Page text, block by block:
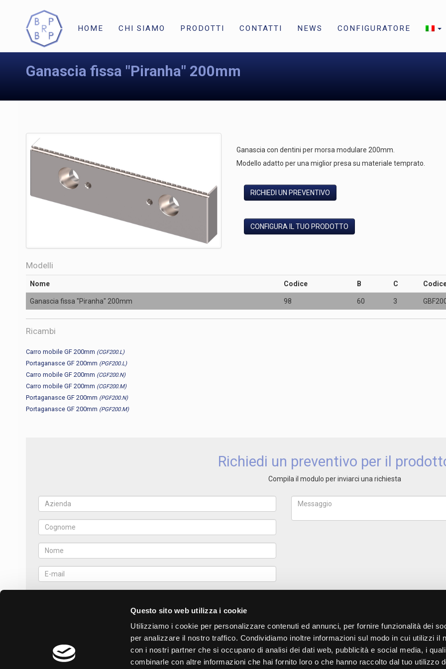
Questo sito web utilizza i cookie
Utilizziamo i cookie per personalizzare contenuti ed annunci, per fornire funzionalità dei
per analizzare il nostro traffico. Condividiamo inoltre informazioni sul modo in cui utilizzi il
con i nostri partner che si occupano di analisi dei dati web, pubblicità e social media, i
combinarle con altre informazioni che hai fornito loro o che hanno raccolto dal tuo utilizzo
HOME CHI SIAMO PRODOTTI CONTATTI NEWS CONFIGURATORE
Ganascia fissa "Piranha" 200mm
Ganascia con dentini per morsa modulare 200mm.
Modello adatto per una miglior presa su materiale temprato.
RICHIEDI UN PREVENTIVO
CONFIGURA IL TUO PRODOTTO
Modelli
Nome Codice B C
Ganascia fissa "Piranha" 200mm 98 60 3
Ricambi
Carro mobile GF 200mm (CGF200.L)
Portaganasce GF 200mm (PGF200.L)
Carro mobile GF 200mm (CGF200.N)
Carro mobile GF 200mm (CGF200.M)
Portaganasce GF 200mm (PGF200.N)
Portaganasce GF 200mm (PGF200.M)
Richiedi un preventivo per il
Compila il modulo per inviarci una richiesta